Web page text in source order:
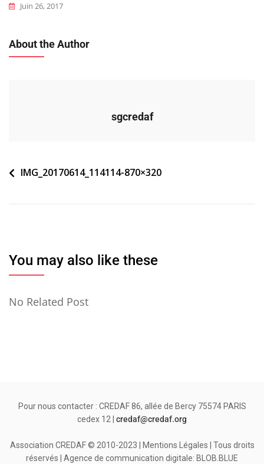
Juin 26, 2017
About the Author
sgcredaf
Navigation
l’article
IMG_20170614_114114-870×320
You may also like these
No Related Post
Pour nous contacter : CREDAF 86, allée de Bercy 75574 PARIS
cedex 12 | credaf@credaf.org
Association CREDAF © 2010-2023 | Mentions Légales | Tous droits
réservés | Agence de communication digitale: BLOB.BLUE